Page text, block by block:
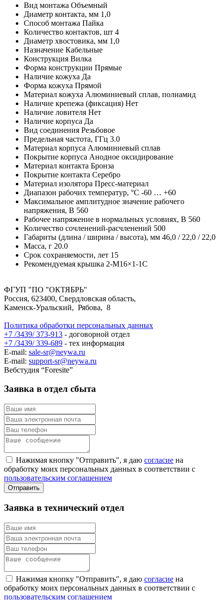
Вид монтажа Объемный
Диаметр контакта, мм 1,0
Способ монтажа Пайка
Количество контактов, шт 4
Диаметр хвостовика, мм 1,0
Назначение Кабельные
Конструкция Вилка
Форма конструкции Прямые
Наличие кожуха Да
Форма кожуха Прямой
Материал кожуха Алюминиевый сплав, полиамид
Наличие крепежа (фиксация) Нет
Наличие ловителя Нет
Наличие корпуса Да
Вид соединения Резьбовое
Предельная частота, ГГц 3.0
Материал корпуса Алюминиевый сплав
Покрытие корпуса Анодное оксидирование
Материал контакта Бронза
Покрытие контакта Серебро
Материал изолятора Пресс-материал
Диапазон рабочих температур, °С -60 … +60
Максимальное амплитудное значение рабочего
напряжения, В 560
Рабочее напряжение в нормальных условиях, В 560
Количество сочленений-расчленений 500
Габариты (длина / ширина / высота), мм 46,0 / 22,0 / 22,0
Масса, г 20.0
Срок сохраняемости, лет 15
Рекомендуемая крышка 2-М16×1-1С
ФГУП "ПО "ОКТЯБРЬ"
Россия, 623400, Свердловская область,
Каменск-Уральский, Рябова, 8
Политика обработки персональных данных
+7 /3439/ 373-913 - договорной отдел
+7 /3439/ 339-689 - тех информация
E-mail: sale-sr@neywa.ru
E-mail: support-sr@neywa.ru
Вебстудия “Foresite”
Заявка в отдел сбыта
Нажимая кнопку "Отправить", я даю согласие на
обработку моих персональных данных в соответствии с
пользовательским соглашением
Заявка в технический отдел
Нажимая кнопку "Отправить", я даю согласие на
обработку моих персональных данных в соответствии с
пользовательским соглашением